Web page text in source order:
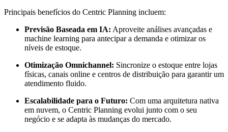
Principais benefícios do Centric Planning incluem:
Previsão Baseada em IA: Aproveite análises avançadas e
machine learning para antecipar a demanda e otimizar os
níveis de estoque.
Otimização Omnichannel: Sincronize o estoque entre lojas
físicas, canais online e centros de distribuição para garantir um
atendimento fluido.
Escalabilidade para o Futuro: Com uma arquitetura nativa
em nuvem, o Centric Planning evolui junto com o seu
negócio e se adapta às mudanças do mercado.